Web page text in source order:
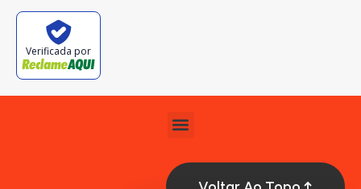
Verificada por